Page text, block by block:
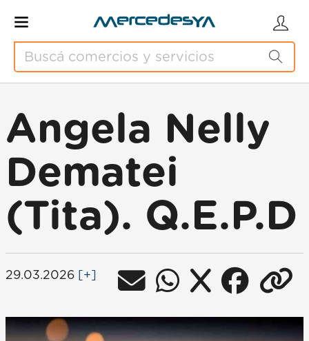
Angela Nelly
Dematei
(Tita). Q.E.P.D
29.03.2026 [+]